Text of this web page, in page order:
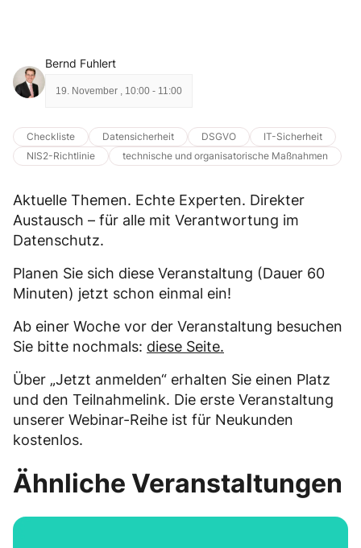
Bernd Fuhlert
19. November , 10:00 - 11:00
Checkliste Datensicherheit DSGVO
IT-Sicherheit
NIS2-Richtlinie
technische und organisatorische Maßnahmen
Aktuelle Themen. Echte Experten. Direkter
Austausch – für alle mit Verantwortung im
Datenschutz.
Planen Sie sich diese Veranstaltung (Dauer 60
Minuten) jetzt schon einmal ein!
Ab einer Woche vor der Veranstaltung besuchen
Sie bitte nochmals: diese Seite.
Über „Jetzt anmelden“ erhalten Sie einen Platz
und den Teilnahmelink. Die erste Veranstaltung
unserer Webinar-Reihe ist für Neukunden
kostenlos.
Ähnliche Veranstaltungen